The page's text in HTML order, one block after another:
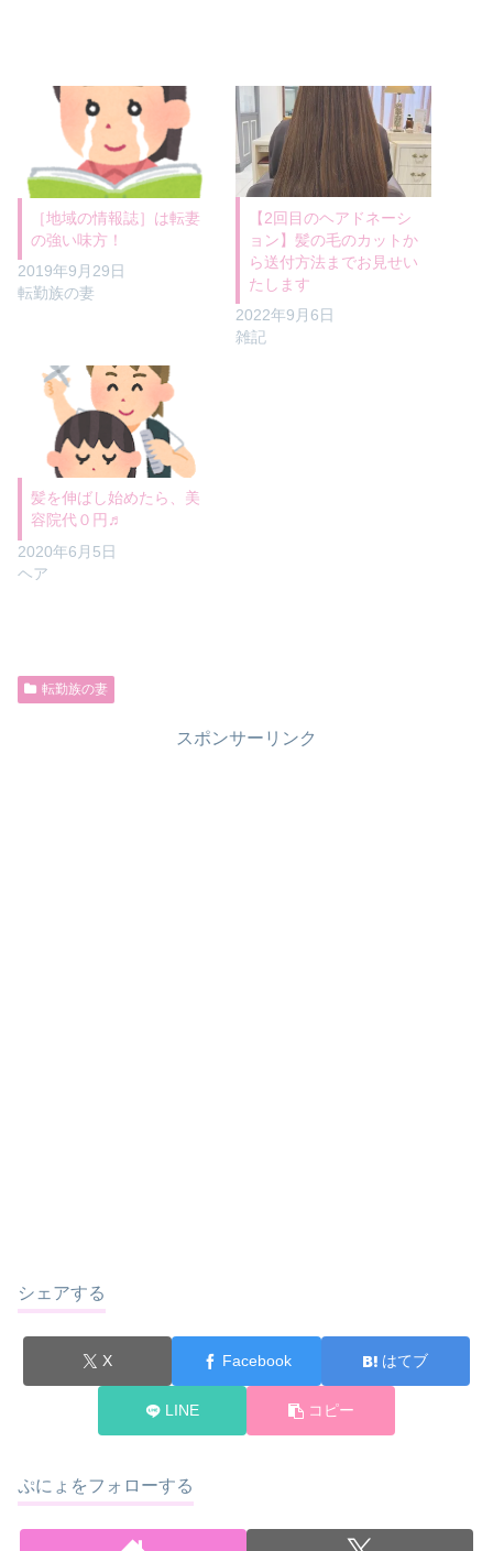
［地域の情報誌］は転妻
の強い味方！
2019年9月29日
転勤族の妻
【2回目のヘアドネーシ
ョン】髪の毛のカットか
ら送付方法までお見せい
たします
2022年9月6日
雑記
髪を伸ばし始めたら、美
容院代０円♬
2020年6月5日
ヘア
転勤族の妻
スポンサーリンク
シェアする
X Facebook はてブ
LINE コピー
ぷにょをフォローする